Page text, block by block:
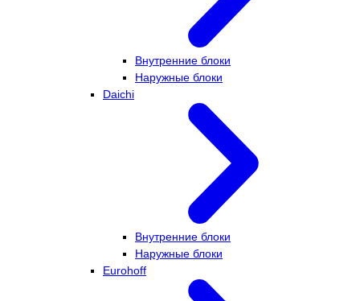
Внутренние блоки
Наружные блоки
Daichi
Внутренние блоки
Наружные блоки
Eurohoff